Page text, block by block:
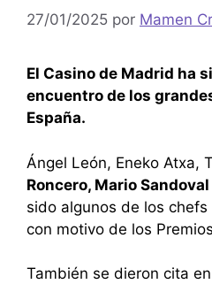
27/01/2025 por Mamen
El Casino de Madrid ha
encuentro de los
España.
Ángel León, Eneko Atxa,
Roncero, Mario Sandoval
sido algunos de los
con motivo de los
También se dieron cita